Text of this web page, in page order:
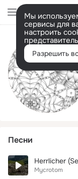
Мы
сервисы для
настроить
Разрешить
Песни
Herrlicher
Mycrotom